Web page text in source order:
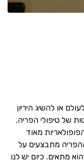
או להשיג היריון
של טיפולי הפריה.
מאוד
מתבצעים על
מתאים. כיום יש לנו